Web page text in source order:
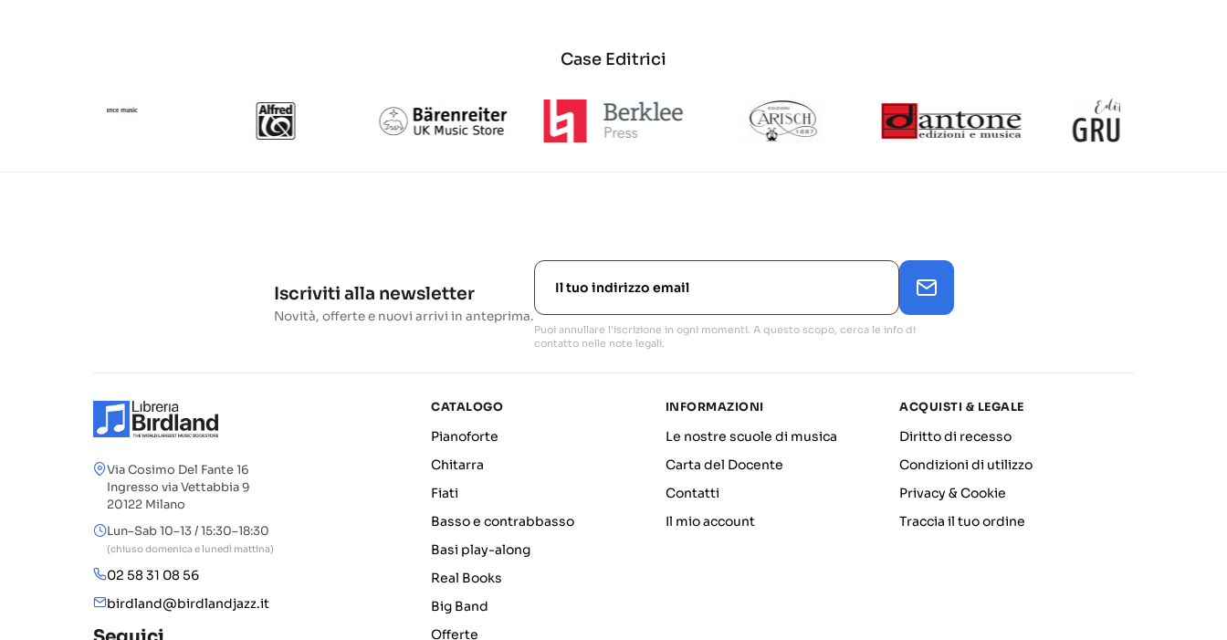
Case Editrici
Iscriviti alla newsletter
Novità, offerte e nuovi arrivi in anteprima.
Puoi annullare l'iscrizione in ogni momenti. A questo scopo, cerca le info di
contatto nelle note legali.
Via Cosimo Del Fante 16
Ingresso via Vettabbia 9
20122 Milano
Lun–Sab 10–13 / 15:30–18:30
(chiuso domenica e lunedì mattina)
02 58 31 08 56
birdland@birdlandjazz.it
CATALOGO
Pianoforte
Chitarra
Fiati
Basso e contrabbasso
Basi play-along
Real Books
Big Band
Offerte
INFORMAZIONI
Le nostre scuole di musica
Carta del Docente
Contatti
Il mio account
ACQUISTI & LEGALE
Diritto di recesso
Condizioni di utilizzo
Privacy & Cookie
Traccia il tuo ordine